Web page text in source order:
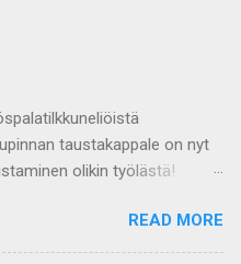
taustakappale on nyt
olikin työlästä!
niiden käyttäminen
vaati monenlaista pohdintaa
READ MORE